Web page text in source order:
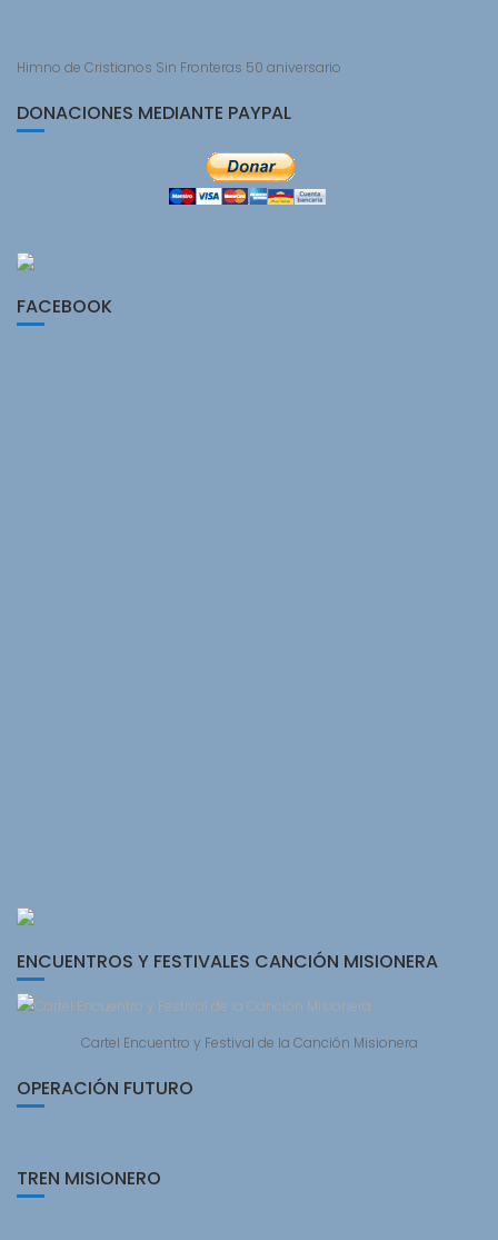
Himno de Cristianos Sin Fronteras 50 aniversario
DONACIONES MEDIANTE PAYPAL
FACEBOOK
ENCUENTROS Y FESTIVALES CANCIÓN MISIONERA
Cartel Encuentro y Festival de la Canción Misionera
OPERACIÓN FUTURO
TREN MISIONERO